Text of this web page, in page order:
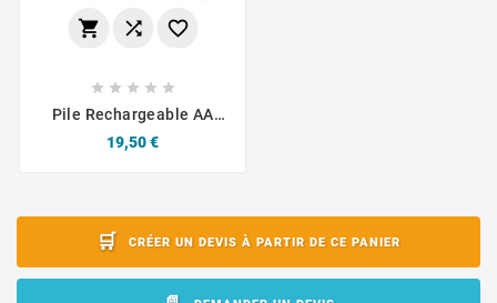
  
    
Pile Rechargeable AA
Prix
19,50 €
CRÉER UN DEVIS À PARTIR DE CE PANIER